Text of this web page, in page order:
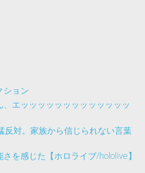
ション
、エッッッッッッッッッッッッッ
対。家族から信じられない言葉
を感じた【ホロライブ/hololive】